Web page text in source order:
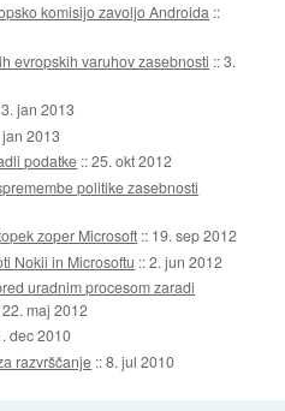
komisijo zavoljo Androida ::
evropskih varuhov zasebnosti ::3.
jan 2013
2013
podatke ::25. okt 2012
politike zasebnosti
zoper Microsoft :: 19. sep 2012
Nokii in Microsoftu ::2. jun 2012
uradnim procesom zaradi
22. maj 2012
dec 2010
razvrščanje ::8. jul 2010